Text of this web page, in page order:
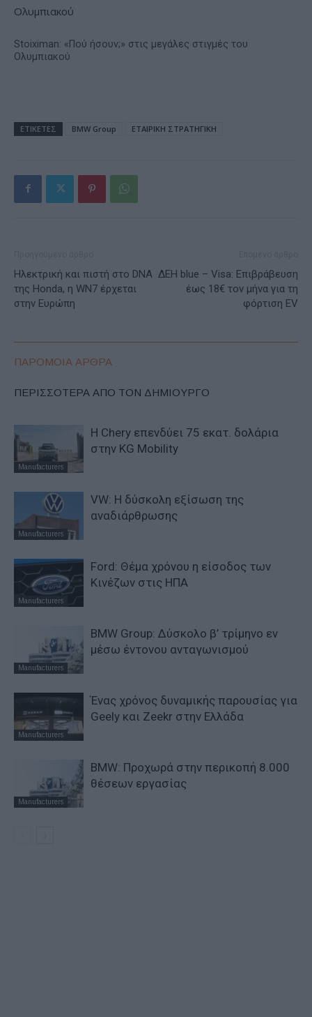
Stoiximan: «Πού ήσουν;» στις μεγάλες στιγμές του
Ολυμπιακού
ΕΤΙΚΕΤΕΣ BMW Group ΕΤΑΙΡΙΚΗ ΣΤΡΑΤΗΓΙΚΗ
Ηλεκτρική και πιστή στο DNA
της Honda, η WN7 έρχεται
στην Ευρώπη
ΔΕΗ blue – Visa: Eπιβράβευση
έως 18€ τον μήνα για τη
φόρτιση EV
ΠΑΡΟΜΟΙΑ ΑΡΘΡΑ
ΠΕΡΙΣΣΟΤΕΡΑ ΑΠΟ ΤΟΝ ΔΗΜΙΟΥΡΓΟ
Manufacturers
Η Chery επενδύει 75 εκατ. δολάρια
στην KG Mobility
Manufacturers
VW: Η δύσκολη εξίσωση της
αναδιάρθρωσης
Manufacturers
Ford: Θέμα χρόνου η είσοδος των
Κινέζων στις ΗΠΑ
Manufacturers
BMW Group: Δύσκολο β’ τρίμηνο εν
μέσω έντονου ανταγωνισμού
Manufacturers
Ένας χρόνος δυναμικής παρουσίας για
Geely και Zeekr στην Ελλάδα
Manufacturers
BMW: Προχωρά στην περικοπή 8.000
θέσεων εργασίας